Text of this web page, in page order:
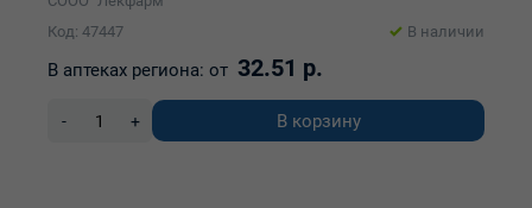
Код: 47447
В наличии
В аптеках региона: от 32.51 р.
- + В корзину